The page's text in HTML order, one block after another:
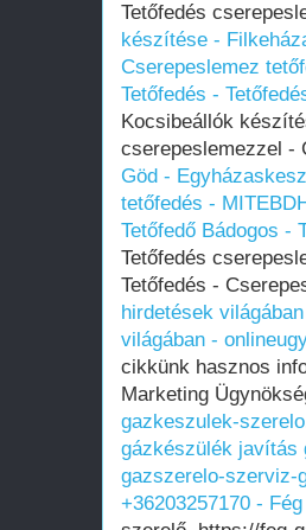
Tetőfedés
készítése -
Cserepeslemez
Tetőfedés -
Kocsibeállók
cserepeslemezzel -
Göd -
tetőfedés -
Tetőfedő Bádogos -
Tetőfedés
Tetőfedés -
hirdetések
világában -
cikkünk hasznos
Marketing
gazkeszulek-
gázkészülék javítás
gazszerelo-szerviz-
+36203257170 -